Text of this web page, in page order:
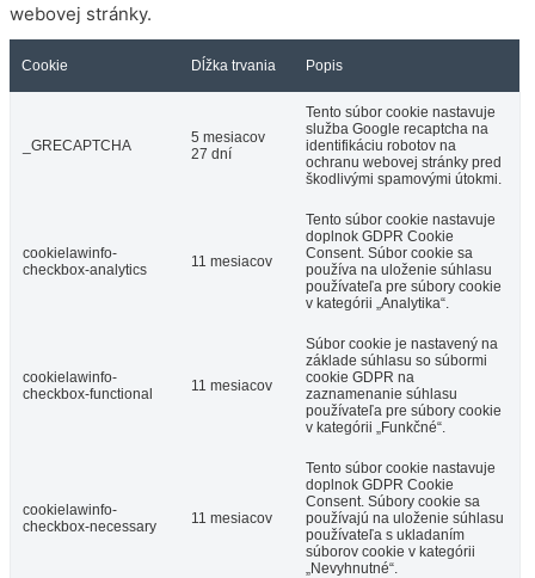
webovej stránky.
Cookie Dĺžka trvania Popis
_GRECAPTCHA
5 mesiacov
27 dní
Tento súbor cookie nastavuje
služba Google recaptcha na
identifikáciu robotov na
ochranu webovej stránky pred
škodlivými spamovými útokmi.
cookielawinfo-
checkbox-analytics
11 mesiacov
Tento súbor cookie nastavuje
doplnok GDPR Cookie
Consent. Súbor cookie sa
používa na uloženie súhlasu
používateľa pre súbory cookie
v kategórii „Analytika“.
cookielawinfo-
checkbox-functional
11 mesiacov
Súbor cookie je nastavený na
základe súhlasu so súbormi
cookie GDPR na
zaznamenanie súhlasu
používateľa pre súbory cookie
v kategórii „Funkčné“.
cookielawinfo-
checkbox-necessary
11 mesiacov
Tento súbor cookie nastavuje
doplnok GDPR Cookie
Consent. Súbory cookie sa
používajú na uloženie súhlasu
používateľa s ukladaním
súborov cookie v kategórii
„Nevyhnutné“.